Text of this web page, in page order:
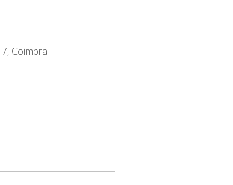
Coimbra